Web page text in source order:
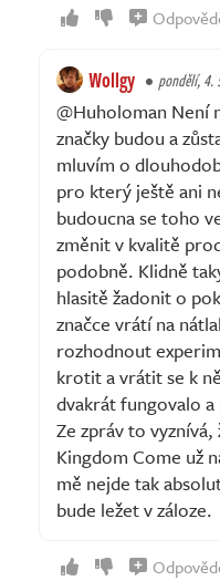
Wollgy pondělí, 4.
@Huholoman Není
značky budou a
mluvím o
pro který ještě ani
budoucna se toho
změnit v kvalitě
podobně. Klidně
hlasitě žadonit o
značce vrátí na
rozhodnout
krotit a vrátit se k
dvakrát fungovalo
Ze zpráv to
Kingdom Come už
mě nejde tak
bude ležet v záloze.